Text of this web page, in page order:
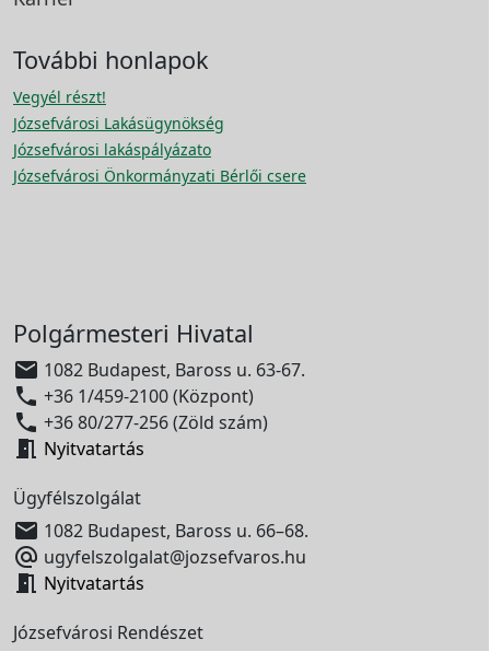
További honlapok
Vegyél részt!
Józsefvárosi Lakásügynökség
Józsefvárosi lakáspályázato
Józsefvárosi Önkormányzati Bérlői csere
Polgármesteri Hivatal
 1082 Budapest, Baross u. 63-67.
 +36 1/459-2100 (Központ)
 +36 80/277-256 (Zöld szám)
 Nyitvatartás
Ügyfélszolgálat
 1082 Budapest, Baross u. 66–68.
 ugyfelszolgalat@jozsefvaros.hu
 Nyitvatartás
Józsefvárosi Rendészet